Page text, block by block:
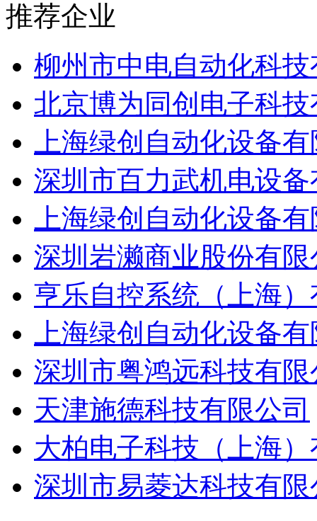
推荐企业
柳州市中电自动化科
北京博为同创电子科
上海绿创自动化设备
深圳市百力武机电设
上海绿创自动化设备
深圳岩濑商业股份有限
亨乐自控系统（上海
上海绿创自动化设备
深圳市粤鸿远科技有
天津施德科技有限公司
大柏电子科技（上海
深圳市易菱达科技有限